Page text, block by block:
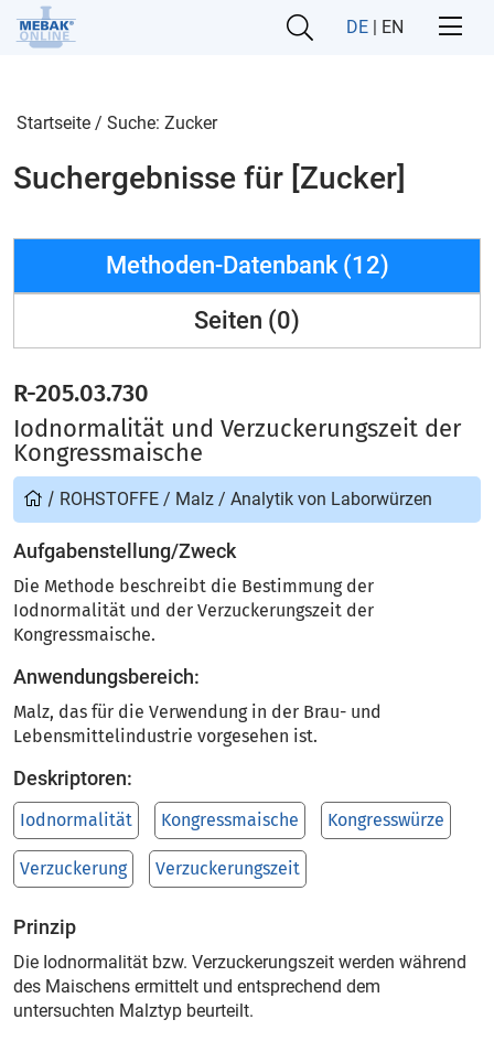
DE | EN
Startseite / Suche: Zucker
Suchergebnisse für [Zucker]
Methoden-Datenbank (12)
Seiten (0)
R-205.03.730
Iodnormalität und Verzuckerungszeit der
Kongressmaische
/ ROHSTOFFE / Malz / Analytik von Laborwürzen
Aufgabenstellung/Zweck
Die Methode beschreibt die Bestimmung der
Iodnormalität und der Verzuckerungszeit der
Kongressmaische.
Anwendungsbereich:
Malz, das für die Verwendung in der Brau- und
Lebensmittelindustrie vorgesehen ist.
Deskriptoren:
Iodnormalität Kongressmaische Kongresswürze
Verzuckerung Verzuckerungszeit
Prinzip
Die Iodnormalität bzw. Verzuckerungszeit werden während
des Maischens ermittelt und entsprechend dem
untersuchten Malztyp beurteilt.